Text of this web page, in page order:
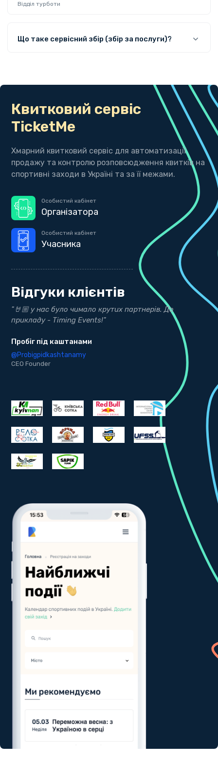
Відділ турботи
Що таке сервісний збір (збір за послуги)?
Квитковий сервіс
TicketMe
Хмарний квитковий сервіс для автоматизації
продажу та контролю розповсюдження квитків на
спортивні заходи в Україні та за її межами.
Особистий кабінет
Організатора
Особистий кабінет
Учасника
Відгуки клієнтів
"Дякуємо нашим друзям з Timing Events за точні
результати"
bekind.ua
@bekind.ua
CEO Founder